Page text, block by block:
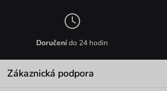
Doručenído 24 hodin
Zákaznická podpora